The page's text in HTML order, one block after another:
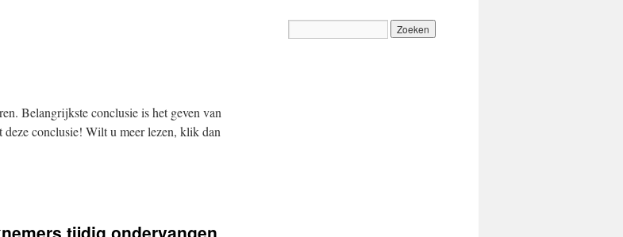
Belangrijkste conclusie is het geven van
conclusie! Wilt u meer lezen, klik dan
tijdig ondervangen